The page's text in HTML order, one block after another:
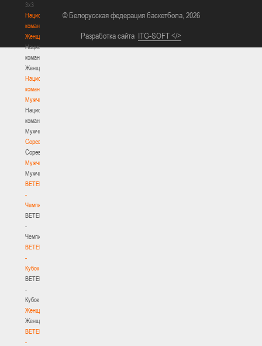
3х3
Национальная
команда.
Женщины
Национальная
команда.
Женщины
Национальная
команда.
Мужчины
Национальная
команда.
Мужчины
Соревнования
Соревнования
Мужчины
Мужчины
BETERA
-
Чемпионат
BETERA
-
Чемпионат
BETERA
-
Кубок
BETERA
-
Кубок
Женщины
Женщины
BETERA
-
© Белорусская федерация баскетбола, 2026
Разработка сайта ITG-SOFT </>